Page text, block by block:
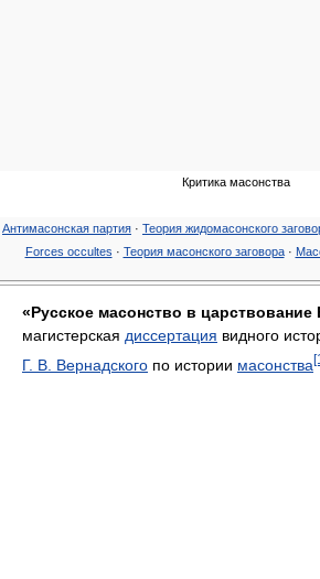
Критика масонства
Антимасонская партия · Теория жидомасонского
Forces occultes · Теория масонского заговора·
«Русское масонство в царствование
магистерская диссертация видного
Г. В. Вернадского по истории масонства